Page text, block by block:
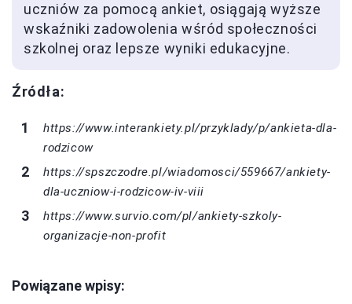
uczniów za pomocą ankiet, osiągają wyższe
wskaźniki zadowolenia wśród społeczności
szkolnej oraz lepsze wyniki edukacyjne.
Źródła:
https://www.interankiety.pl/przyklady/p/ankieta-dla-
rodzicow
https://spszczodre.pl/wiadomosci/559667/ankiety-
dla-uczniow-i-rodzicow-iv-viii
https://www.survio.com/pl/ankiety-szkoly-
organizacje-non-profit
Powiązane wpisy: